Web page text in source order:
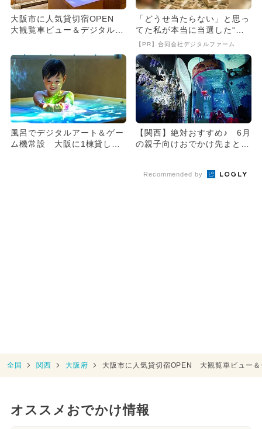
大阪市に人気貸切宿OPEN
大観覧車ビュー＆デジタルア
「どうせ当たらない」と思っ
てた私が本当に当選した“買
い方”がこれ
【PR】合同会社デジタルファーム
風呂でデジタルアート＆ゲー
ム機常設 大阪に1棟貸し切
【関西】絶対おすすめ♪ 6月
の親子向けおでかけ先まと
Recommended by
全国 関西 大阪府 大阪市に人気貸切宿OPEN 大観覧車ビュー＆
オススメおでかけ情報